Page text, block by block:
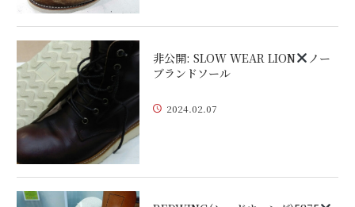
非公開: SLOW WEAR LION
ノー
ブランドソール
2024.02.07